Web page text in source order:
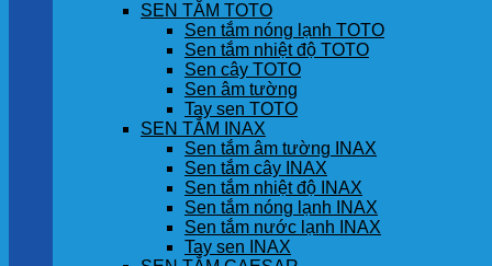
SEN TẮM TOTO
Sen tắm nóng lạnh TOTO
Sen tắm nhiệt độ TOTO
Sen cây TOTO
Sen âm tường
Tay sen TOTO
SEN TẮM INAX
Sen tắm âm tường INAX
Sen tắm cây INAX
Sen tắm nhiệt độ INAX
Sen tắm nóng lạnh INAX
Sen tắm nước lạnh INAX
Tay sen INAX